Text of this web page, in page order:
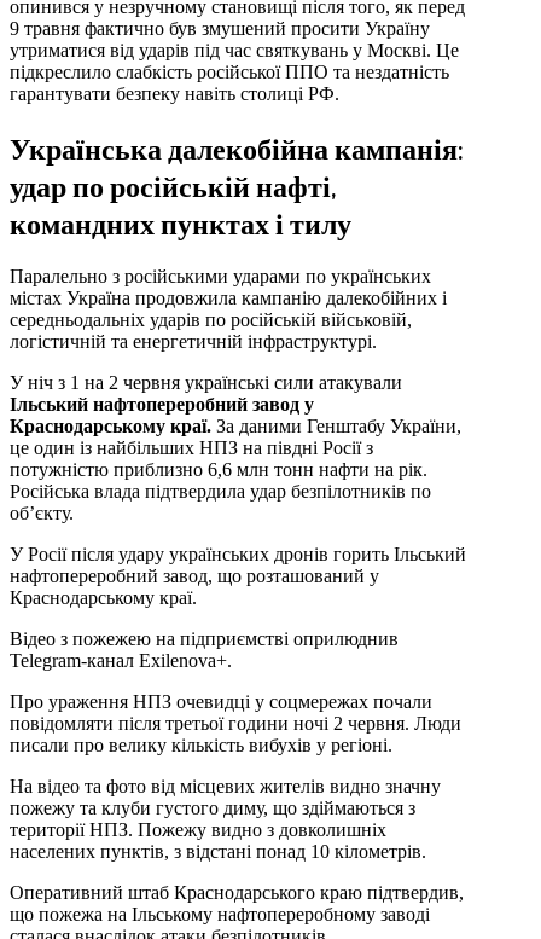
опинився у незручному становищі після того, як перед
9 травня фактично був змушений просити Україну
утриматися від ударів під час святкувань у Москві. Це
підкреслило слабкість російської ППО та нездатність
гарантувати безпеку навіть столиці РФ.
Українська далекобійна кампанія:
удар по російській нафті,
командних пунктах і тилу
Паралельно з російськими ударами по українських
містах Україна продовжила кампанію далекобійних і
середньодальніх ударів по російській військовій,
логістичній та енергетичній інфраструктурі.
У ніч з 1 на 2 червня українські сили атакували
Ільський нафтопереробний завод у
Краснодарському краї. За даними Генштабу України,
це один із найбільших НПЗ на півдні Росії з
потужністю приблизно 6,6 млн тонн нафти на рік.
Російська влада підтвердила удар безпілотників по
об’єкту.
У Росії після удару українських дронів горить Ільський
нафтопереробний завод, що розташований у
Краснодарському краї.
Відео з пожежею на підприємстві оприлюднив
Telegram-канал Exilenova+.
Про ураження НПЗ очевидці у соцмережах почали
повідомляти після третьої години ночі 2 червня. Люди
писали про велику кількість вибухів у регіоні.
На відео та фото від місцевих жителів видно значну
пожежу та клуби густого диму, що здіймаються з
території НПЗ. Пожежу видно з довколишніх
населених пунктів, з відстані понад 10 кілометрів.
Оперативний штаб Краснодарського краю підтвердив,
що пожежа на Ільському нафтопереробному заводі